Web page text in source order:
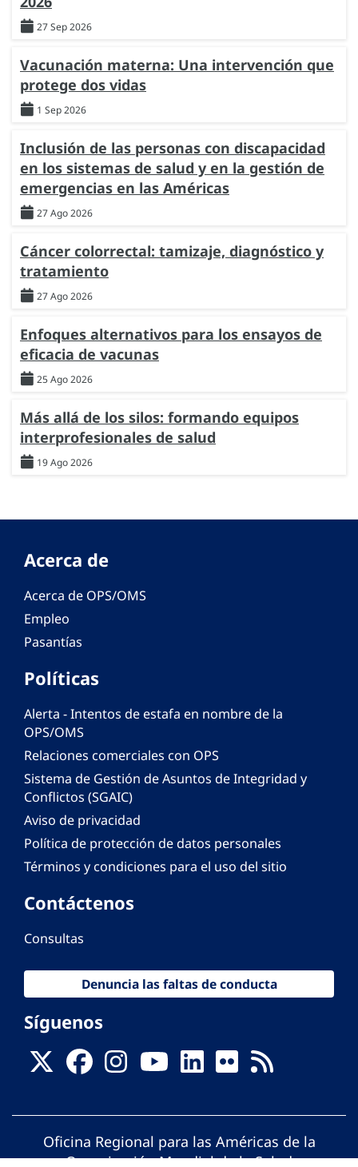
27 Sep 2026
Vacunación materna: Una intervención que
protege dos vidas
1 Sep 2026
Inclusión de las personas con discapacidad
en los sistemas de salud y en la gestión de
emergencias en las Américas
27 Ago 2026
Cáncer colorrectal: tamizaje, diagnóstico y
tratamiento
27 Ago 2026
Enfoques alternativos para los ensayos de
eficacia de vacunas
25 Ago 2026
Más allá de los silos: formando equipos
interprofesionales de salud
19 Ago 2026
Acerca de
Acerca de OPS/OMS
Empleo
Pasantías
Políticas
Alerta - Intentos de estafa en nombre de la
OPS/OMS
Relaciones comerciales con OPS
Sistema de Gestión de Asuntos de Integridad y
Conflictos (SGAIC)
Aviso de privacidad
Política de protección de datos personales
Términos y condiciones para el uso del sitio
Contáctenos
Consultas
Denuncia las faltas de conducta
Síguenos
Oficina Regional para las Américas de la
Organización Mundial de la Salud